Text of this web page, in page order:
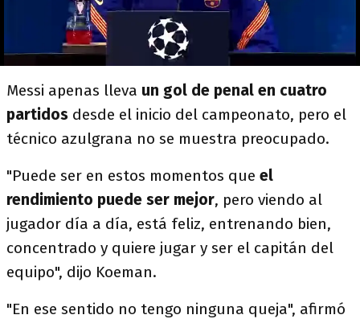
Messi apenas lleva un gol de penal en cuatro
partidos desde el inicio del campeonato, pero el
técnico azulgrana no se muestra preocupado.
"Puede ser en estos momentos que el
rendimiento puede ser mejor, pero viendo al
jugador día a día, está feliz, entrenando bien,
concentrado y quiere jugar y ser el capitán del
equipo", dijo Koeman.
"En ese sentido no tengo ninguna queja", afirmó